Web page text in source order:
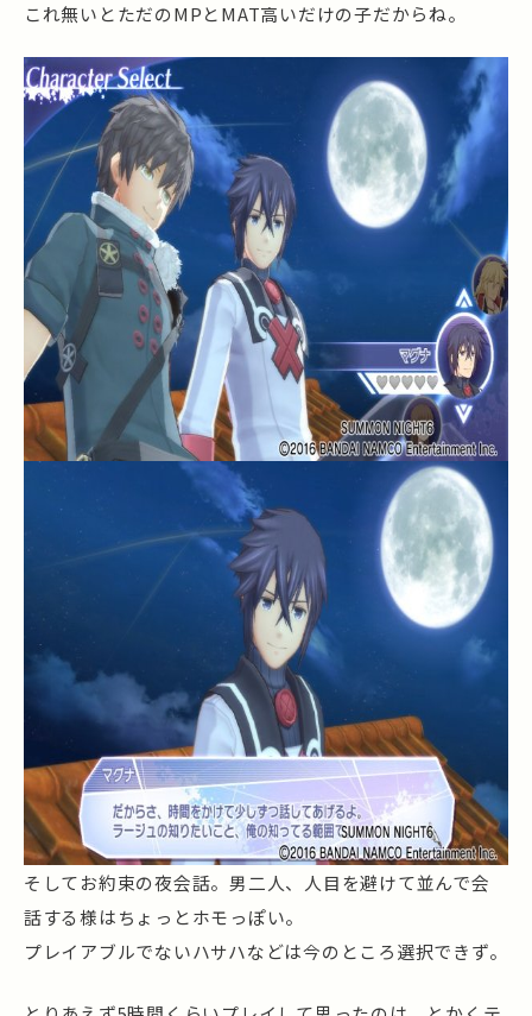
これ無いとただのMPとMAT高いだけの子だからね。
そしてお約束の夜会話。男二人、人目を避けて並んで会
話する様はちょっとホモっぽい。
プレイアブルでないハサハなどは今のところ選択できず。